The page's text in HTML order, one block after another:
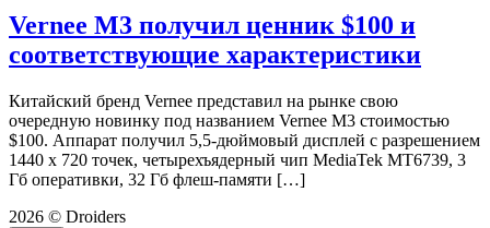
Vernee M3 получил ценник $100 и
соответствующие характеристики
Китайский бренд Vernee представил на рынке свою
очередную новинку под названием Vernee M3 стоимостью
$100. Аппарат получил 5,5-дюймовый дисплей с разрешением
1440 х 720 точек, четырехъядерный чип MediaTek MT6739, 3
Гб оперативки, 32 Гб флеш-памяти […]
2026 © Droiders